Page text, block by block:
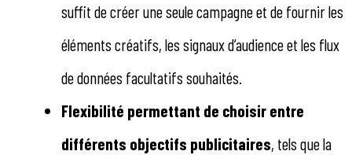
suffit de créer une seule campagne et de fournir les
éléments créatifs, les signaux d’audience et les flux
de données facultatifs souhaités.
Flexibilité permettant de choisir entre
différents objectifs publicitaires, tels que la